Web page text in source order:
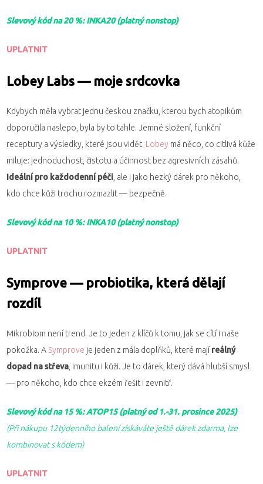
Slevový kód na 20 %: INKA20 (platný nonstop)
UPLATNIT
Lobey Labs — moje srdcovka
Kdybych měla vybrat jednu českou značku, kterou bych atopikům
doporučila naslepo, byla by to tahle. Jemné složení, funkční
receptury a výsledky, které jsou vidět. Lobey má něco, co citlivá kůže
miluje: jednoduchost, čistotu a účinnost bez agresivních zásahů.
Ideální pro každodenní péči, ale i jako hezký dárek pro někoho,
kdo chce kůži trochu rozmazlit — bezpečně.
Slevový kód na 10 %: INKA10 (platný nonstop)
UPLATNIT
Symprove — probiotika, která dělají
rozdíl
Mikrobiom není trend. Je to jeden z klíčů k tomu, jak se cítí i naše
pokožka. A Symprove je jeden z mála doplňků, které mají reálný
dopad na střeva, imunitu i kůži. Je to dárek, který dává hlubší smysl
— pro někoho, kdo chce ekzém řešit i zevnitř.
Slevový kód na 15 %: ATOP15 (platný od 1.-31. prosince 2025)
(Při nákupu 12týdenního balení získáváte ještě dárek zdarma, lze
kombinovat s kódem)
UPLATNIT